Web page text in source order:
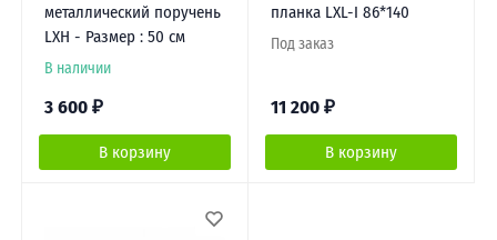
металлический поручень
LXH - Размер : 50 см
В наличии
3 600 ₽
В корзину
планка LXL-I 86*140
Под заказ
11 200 ₽
В корзину